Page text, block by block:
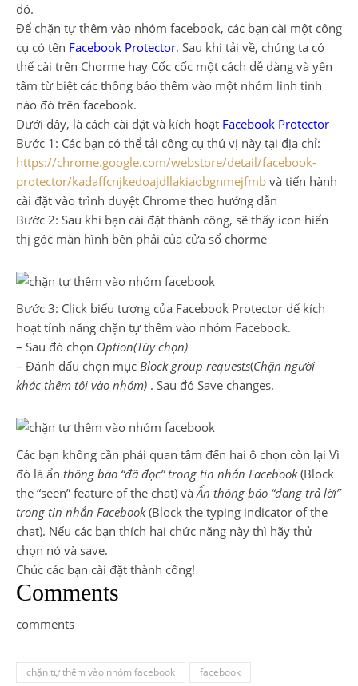
đó.
Để chặn tự thêm vào nhóm facebook, các bạn cài một công
cụ có tên Facebook Protector. Sau khi tải về, chúng ta có
thể cài trên Chorme hay Cốc cốc một cách dễ dàng và yên
tâm từ biệt các thông báo thêm vào một nhóm linh tinh
nào đó trên facebook.
Dưới đây, là cách cài đặt và kích hoạt Facebook Protector
Bước 1: Các bạn có thể tải công cụ thú vị này tại địa chỉ:
https://chrome.google.com/webstore/detail/facebook-
protector/kadaffcnjkedoajdllakiaobgnmejfmb và tiến hành
cài đặt vào trình duyệt Chrome theo hướng dẫn
Bước 2: Sau khi bạn cài đặt thành công, sẽ thấy icon hiển
thị góc màn hình bên phải của cửa sổ chorme
Bước 3: Click biểu tượng của Facebook Protector dể kích
hoạt tính năng chặn tự thêm vào nhóm Facebook.
– Sau đó chọn Option(Tùy chọn)
– Đánh dấu chọn mục Block group requests(Chặn người
khác thêm tôi vào nhóm) . Sau đó Save changes.
Các bạn không cần phải quan tâm đến hai ô chọn còn lại Vì
đó là ẩn thông báo “đã đọc” trong tin nhắn Facebook(Block
the “seen” feature of the chat) vàẨn thông báo “đang trả lời”
trong tin nhắn Facebook(Block the typing indicator of the
chat). Nếu các bạn thích hai chức năng này thì hãy thử
chọn nó và save.
Chúc các bạn cài đặt thành công!
Comments
comments
chặn tự thêm vào nhóm facebook facebook